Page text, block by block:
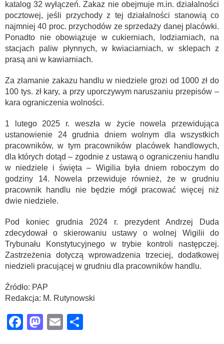
katalog 32 wyłączeń. Zakaz nie obejmuje m.in. działalności
pocztowej, jeśli przychody z tej działalności stanowią co
najmniej 40 proc. przychodów ze sprzedaży danej placówki.
Ponadto nie obowiązuje w cukierniach, lodziarniach, na
stacjach paliw płynnych, w kwiaciarniach, w sklepach z
prasą ani w kawiarniach.
Za złamanie zakazu handlu w niedziele grozi od 1000 zł do
100 tys. zł kary, a przy uporczywym naruszaniu przepisów –
kara ograniczenia wolności.
1 lutego 2025 r. weszła w życie nowela przewidująca
ustanowienie 24 grudnia dniem wolnym dla wszystkich
pracowników, w tym pracowników placówek handlowych,
dla których dotąd – zgodnie z ustawą o ograniczeniu handlu
w niedziele i święta – Wigilia była dniem roboczym do
godziny 14. Nowela przewiduje również, że w grudniu
pracownik handlu nie będzie mógł pracować więcej niż
dwie niedziele.
Pod koniec grudnia 2024 r. prezydent Andrzej Duda
zdecydował o skierowaniu ustawy o wolnej Wigilii do
Trybunału Konstytucyjnego w trybie kontroli następczej.
Zastrzeżenia dotyczą wprowadzenia trzeciej, dodatkowej
niedzieli pracującej w grudniu dla pracowników handlu.
Źródło: PAP
Redakcja: M. Rutynowski
Facebook
Mastodon
Email